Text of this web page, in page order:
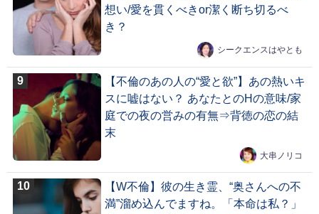
想い/愛を貫くべきor潔く断ち切るべ
き？
シークエンスはやとも
【不倫のあの人の“愛と欲”】あの熱いキ
スに嘘はない？ あなたとのHの意味/家
庭での夜の営みの有無⇒背徳の恋の結
末
大串ノリコ
【W不倫】彼の生き霊、“奥さんへの不
満”溜め込んでますね。「本命は私？」